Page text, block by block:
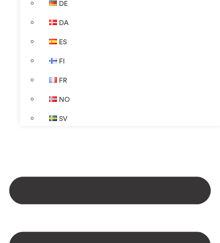
DE
DA
ES
FI
FR
NO
SV